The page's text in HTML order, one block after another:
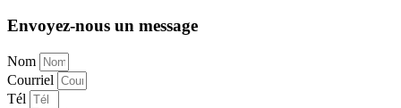
Envoyez-nous un message
Nom
Courriel
Tél